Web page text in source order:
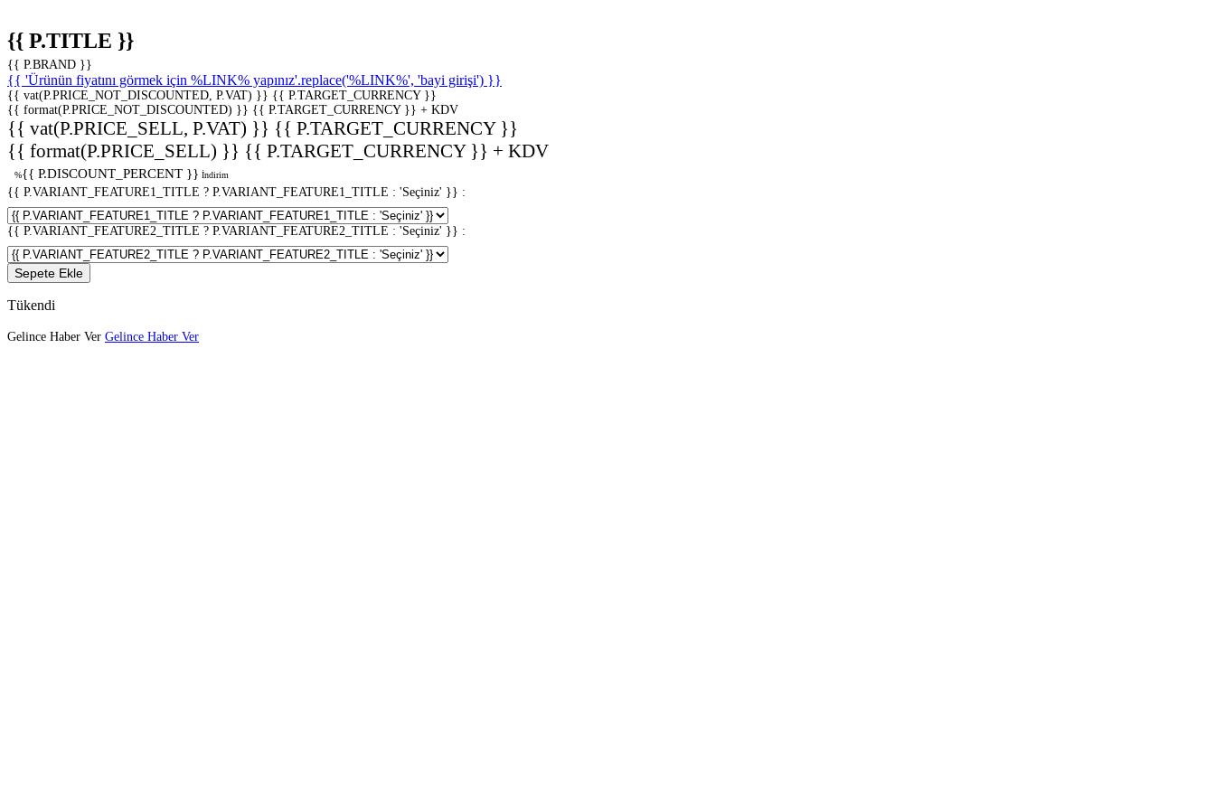
{{ P.TITLE }}
{{ P.BRAND }}
{{ 'Ürünün fiyatını görmek için %LINK% yapınız'.replace('%LINK%', 'bayi girişi') }}
{{ vat(P.PRICE_NOT_DISCOUNTED, P.VAT) }} {{ P.TARGET_CURRENCY }}
{{ format(P.PRICE_NOT_DISCOUNTED) }} {{ P.TARGET_CURRENCY }} + KDV
{{ vat(P.PRICE_SELL, P.VAT) }} {{ P.TARGET_CURRENCY }}
{{ format(P.PRICE_SELL) }} {{ P.TARGET_CURRENCY }} + KDV
%{{ P.DISCOUNT_PERCENT }} İndirim
{{ P.VARIANT_FEATURE1_TITLE ? P.VARIANT_FEATURE1_TITLE : 'Seçiniz' }} :
{{ P.VARIANT_FEATURE2_TITLE ? P.VARIANT_FEATURE2_TITLE : 'Seçiniz' }} :
Sepete Ekle
Tükendi
Gelince Haber Ver Gelince Haber Ver